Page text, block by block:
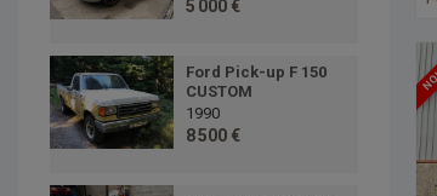
5 000 €
Ford Pick-up F 150
CUSTOM
1990
8 500 €